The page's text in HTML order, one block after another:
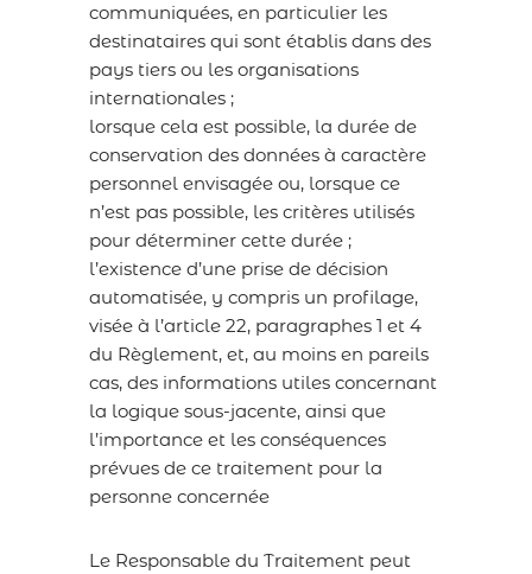
communiquées, en particulier les
destinataires qui sont établis dans des
pays tiers ou les organisations
internationales ;
lorsque cela est possible, la durée de
conservation des données à caractère
personnel envisagée ou, lorsque ce
n’est pas possible, les critères utilisés
pour déterminer cette durée ;
l’existence d’une prise de décision
automatisée, y compris un profilage,
visée à l’article 22, paragraphes 1 et 4
du Règlement, et, au moins en pareils
cas, des informations utiles concernant
la logique sous-jacente, ainsi que
l’importance et les conséquences
prévues de ce traitement pour la
personne concernée
Le Responsable du Traitement peut